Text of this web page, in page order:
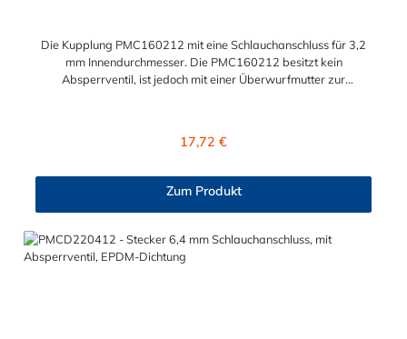
Die Kupplung PMC160212 mit eine Schlauchanschluss für 3,2
mm Innendurchmesser. Die PMC160212 besitzt kein
Absperrventil, ist jedoch mit einer Überwurfmutter zur
Steckern der PMC-, PMC12- und MC- Serie kombinieren.
Regulärer Preis:
17,72 €
Zum Produkt